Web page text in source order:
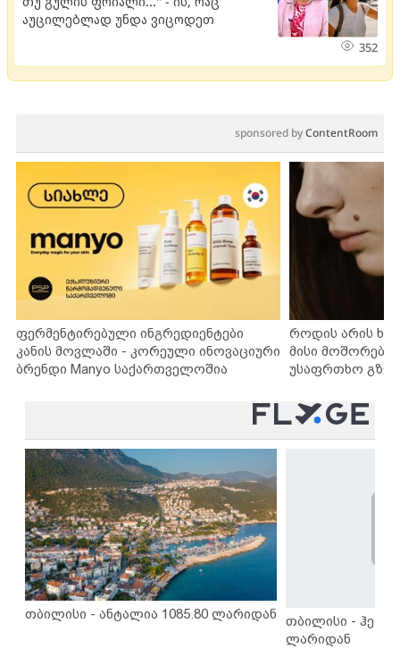
აუცილებლად უნდა ვიცოდეთ
352
sponsored byContentRoom
ფერმენტირებული ინგრედიენტები
კანის მოვლაში - კორეული ინოვაციური
ბრენდი Manyo საქართველოშია
როდის არის
მისი
უსაფრთხო
თბილისი - ანტალია 1085.80 ლარიდან
თბილისი -
ლარიდან